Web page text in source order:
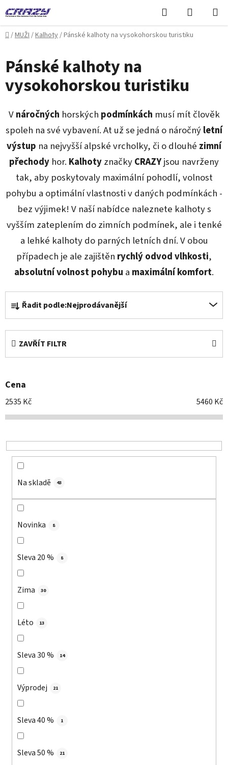
na
obsah
Hledat
KOŠÍK
Domů
/MUŽI/Kalhoty/Pánské kalhoty na vysokohorskou turistiku
Pánské kalhoty na
vysokohorskou turistiku
Vnáročných horských podmínkách musí mít člověk
spoleh na své vybavení. At už se jedná o náročnýletní
výstup na nejvyšší alpské vrcholky, či o dlouhé zimní
přechody hor. KalhotyznačkyCRAZYjsou navrženy
tak, aby poskytovaly maximální pohodlí, volnost
pohybu a optimální vlastnosti v daných podmínkách -
bez výjimek! V naší nabídce naleznete kalhoty s
vyšším zateplením do zimních podmínek, ale i tenké
a lehké kalhoty do parných letních dní. V obou
případech je ale zajištěn rychlý odvod vlhkosti,
absolutnívolnostpohybu a maximálníkomfort.
Ř
z
e
í
r
o
d
k
t
Řadit podle:Nejprodávanější
ZAVŘÍT FILTR
Cena
2535 Kč 5460 Kč
Na skladě 43
Novinka 8
Sleva 20 % 8
Zima 30
Léto 13
Sleva 30 % 14
Výprodej 21
Sleva 40 % 1
Sleva 50 % 21